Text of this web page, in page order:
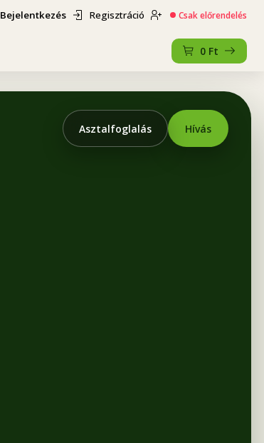
Bejelentkezés Regisztráció Csak előrendelés
0 Ft
Asztalfoglalás Hívás